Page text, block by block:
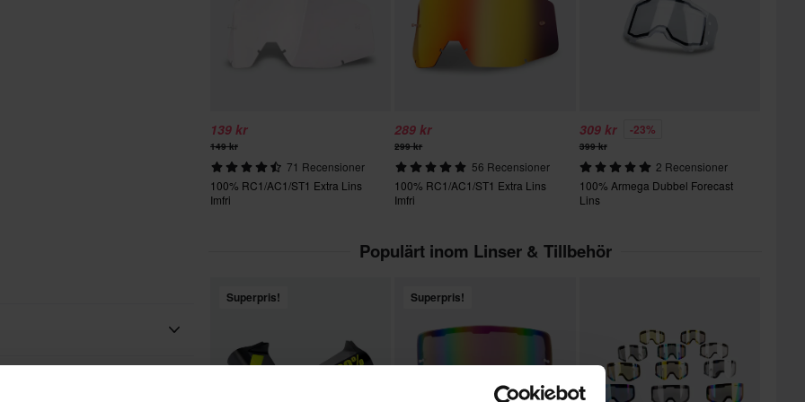
139 kr
149 kr
71 Recensioner
100% RC1/AC1/ST1 Extra Lins
Imfri
289 kr
299 kr
56 Recensioner
100% RC1/AC1/ST1 Extra Lins
Imfri
309 kr -23%
399 kr
2 Recensioner
100% Armega Dubbel Forecast
Lins
Populärt inom Linser & Tillbehör
Superpris! Superpris!